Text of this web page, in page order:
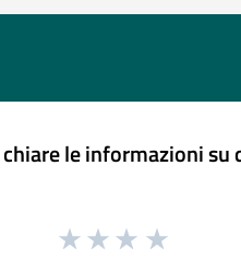
le informazioni su